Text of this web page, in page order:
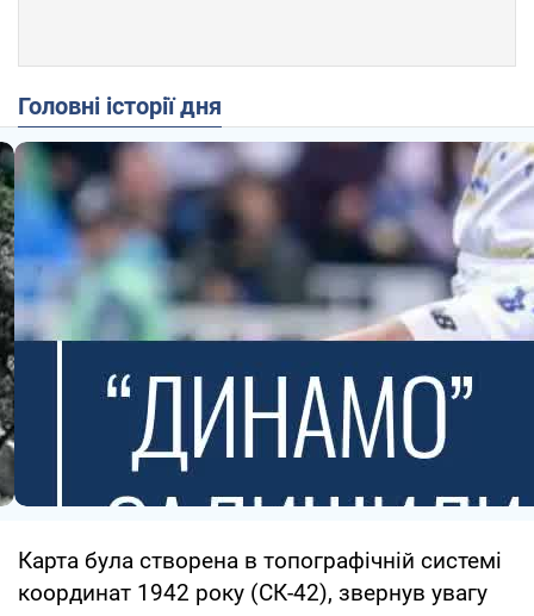
Головні історії дня
Карта була створена в топографічній системі
координат 1942 року (СК-42), звернув увагу